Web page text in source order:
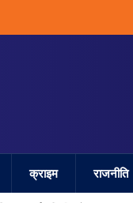
क्राइम राजनीति